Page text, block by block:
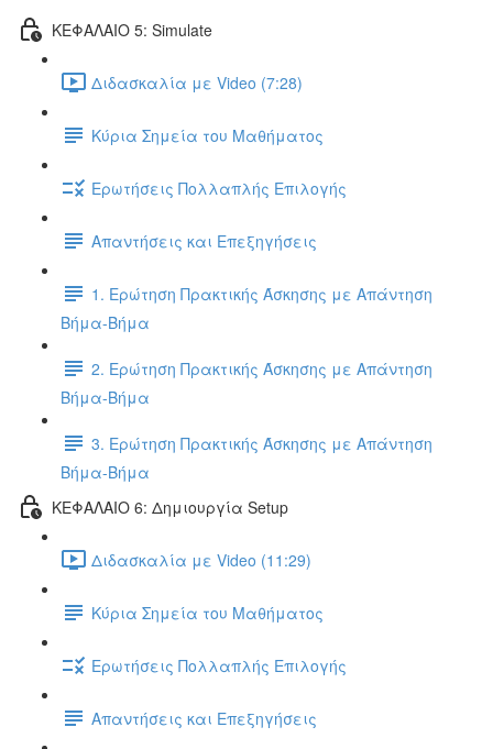
ΚΕΦΑΛΑΙΟ 5: Simulate
Διδασκαλία με Video (7:28)
Κύρια Σημεία του Μαθήματος
Ερωτήσεις Πολλαπλής Επιλογής
Απαντήσεις και Επεξηγήσεις
1. Ερώτηση Πρακτικής Άσκησης με Απάντηση
Βήμα-Βήμα
2. Ερώτηση Πρακτικής Άσκησης με Απάντηση
Βήμα-Βήμα
3. Ερώτηση Πρακτικής Άσκησης με Απάντηση
Βήμα-Βήμα
ΚΕΦΑΛΑΙΟ 6: Δημιουργία Setup
Διδασκαλία με Video (11:29)
Κύρια Σημεία του Μαθήματος
Ερωτήσεις Πολλαπλής Επιλογής
Απαντήσεις και Επεξηγήσεις